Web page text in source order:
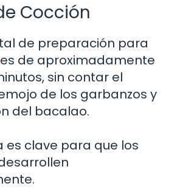
Cocción
de preparación para
de aproximadamente
sin contar el
de los garbanzos y
del bacalao.
es clave para que los